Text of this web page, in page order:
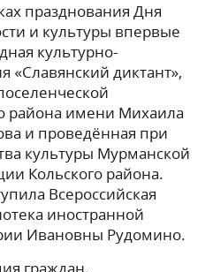
празднования Дня
и культуры впервые
культурно-
«Славянский диктант»,
района имени Михаила
и проведённая при
культуры Мурманской
Кольского района.
Всероссийская
иностранной
Ивановны Рудомино.